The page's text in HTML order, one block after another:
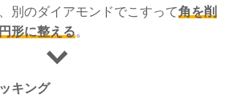
別のダイアモンドでこすって角を削
形に整える。
キング